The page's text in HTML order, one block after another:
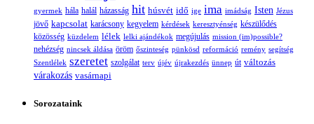
gyermek hála halál házasság hit húsvét idő ige ima imádság Isten Jézus
jövő kapcsolat karácsony kegyelem kérdések keresztyénség készülődés
közösség küzdelem lélek lelki ajándékok megújulás mission (im)possible?
nehézség nincsek áldása öröm őszinteség pünkösd reformáció remény segítség
Szentlélek szeretet szolgálat terv újév újrakezdés ünnep út változás
várakozás vasárnapi
Sorozataink